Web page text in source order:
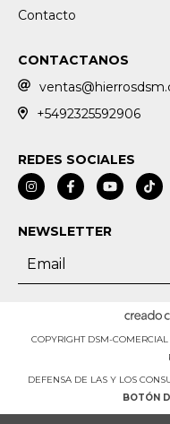
Contacto
CONTACTANOS
+5492325592906
REDES SOCIALES
NEWSLETTER
COPYRIGHT DSM-
DEFENSA DE LAS Y LOS
BOTÓN